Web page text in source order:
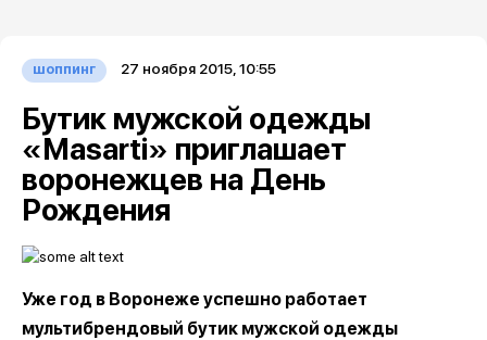
шоппинг 27 ноября 2015, 10:55
Бутик мужской одежды
«Masarti» приглашает
воронежцев на День
Рождения
Уже год в Воронеже успешно работает
мультибрендовый бутик мужской одежды